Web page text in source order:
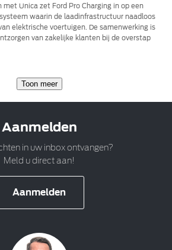
met Unica zet Ford Pro Charging in op een
waarin de laadinfrastructuur naadloos
elektrische voertuigen. De samenwerking is
van zakelijke klanten bij de overstap
Toon meer
Aanmelden
in uw inbox ontvangen?
Meld u direct aan!
Aanmelden